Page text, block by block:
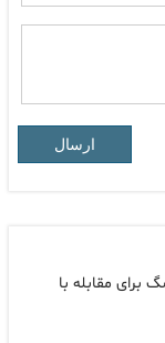
ارسال
برای مقابله با